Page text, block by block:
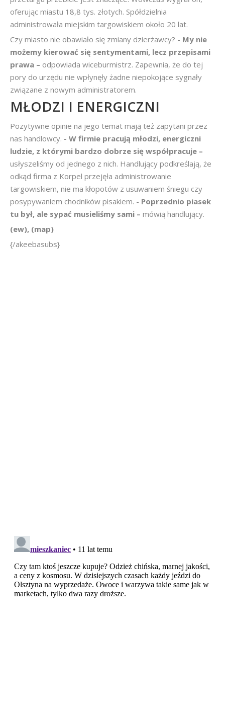
oferując miastu 18,8 tys. złotych. Spółdzielnia
administrowała miejskim targowiskiem około 20 lat.
Czy miasto nie obawiało się zmiany dzierżawcy? - My nie
możemy kierować się sentymentami, lecz przepisami
prawa – odpowiada wiceburmistrz. Zapewnia, że do tej
pory do urzędu nie wpłynęły żadne niepokojące sygnały
związane z nowym administratorem.
MŁODZI I ENERGICZNI
Pozytywne opinie na jego temat mają też zapytani przez
nas handlowcy. - W firmie pracują młodzi, energiczni
ludzie, z którymi bardzo dobrze się współpracuje –
usłyszeliśmy od jednego z nich. Handlujący podkreślają, że
odkąd firma z Korpel przejęła administrowanie
targowiskiem, nie ma kłopotów z usuwaniem śniegu czy
posypywaniem chodników pisakiem. - Poprzednio piasek
tu był, ale sypać musieliśmy sami – mówią handlujący.
(ew), (map)
{/akeebasubs}